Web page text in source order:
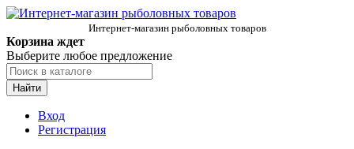
Интернет-магазин рыболовных товаров
Корзина ждет
Выберите любое предложение
Найти
Вход
Регистрация